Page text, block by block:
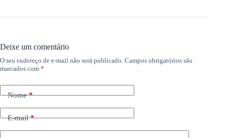
Deixe um comentário
O seu endereço de e-mail não será publicado. Campos obrigatórios são
marcados com *
Nome*
E-mail*